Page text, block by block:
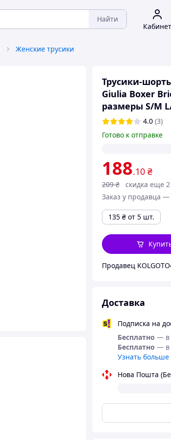
Найти
Кабинет
Женские трусики
Трусики-
Giulia Boxer
размеры S/M
4.0 (3)
Готово к отправке
188.10 ₴
209 ₴
скидка еще
Заказ у продавца —
135 ₴ от 5 шт.
Продавец
Доставка
Подписка на
Бесплатно — в
Бесплатно — в
Узнать больше
Нова Пошта